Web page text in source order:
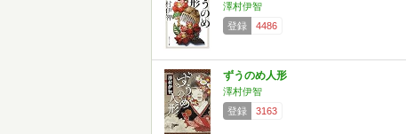
澤村伊智
登録
4486
ずうのめ人形
澤村伊智
登録
3163